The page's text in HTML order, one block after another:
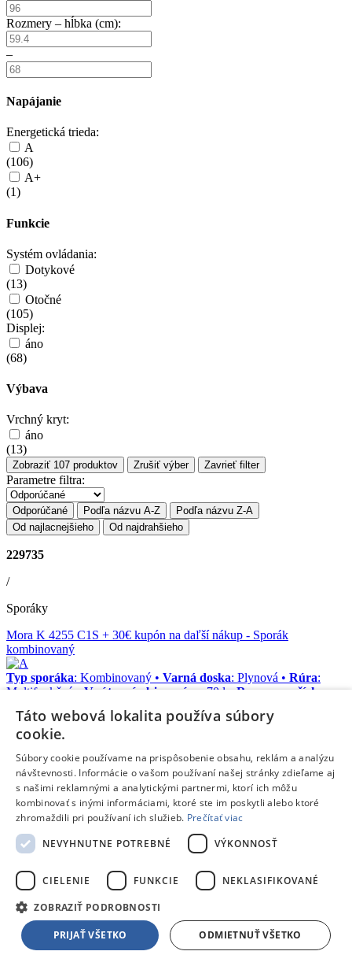
Rozmery – hĺbka (cm):
–
Napájanie
Energetická trieda:
A
(106)
A+
(1)
Funkcie
Systém ovládania:
Dotykové
(13)
Otočné
(105)
Displej:
áno
(68)
Výbava
Vrchný kryt:
áno
(13)
Zobraziť 107 produktov Zrušiť výber Zavrieť filter
Parametre filtra:
Odporúčané Podľa názvu A-Z
Podľa názvu Z-A
Od najlacnejšieho
Od najdrahšieho
229735
/
Sporáky
Mora K 4255 C1S + 30€ kupón na daľší nákup - Sporák
kombinovaný
Typ sporáka: Kombinovaný • Varná doska: Plynová • Rúra:
Multifunkčná •Vnútorný objem rúry: 70 l •Rozmery – šírka:
Teplovzdušné pečenie •Počet varných zón : 4+Kupón MORA 5
rokov záruka
Skladom 5 a viac kusov
V1 predajni skladomuž 08.08.,10.08.u teba
289,00 € s DPH
Mora K 4255 C1S + 30€ kupón na daľší nákup
Táto webová lokalita používa súbory
cookie.
Súbory cookie používame na prispôsobenie obsahu, reklám a analýzu
návštevnosti. Informácie o vašom používaní našej stránky zdieľame aj
s našimi reklamnými a analytickými partnermi, ktorí ich môžu
kombinovať s inými informáciami, ktoré ste im poskytli alebo ktoré
zhromaždili pri používaní ich služieb. Prečítať viac
NEVYHNUTNE POTREBNÉ
VÝKONNOSŤ
CIELENIE FUNKCIE NEKLASIFIKOVANÉ
ZOBRAZIŤ PODROBNOSTI
PRIJAŤ VŠETKO ODMIETNUŤ VŠETKO